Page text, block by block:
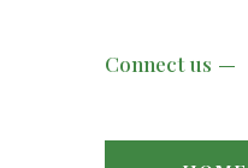
Connect us